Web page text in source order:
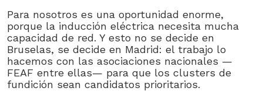
Para nosotros es una oportunidad enorme,
porque la inducción eléctrica necesita mucha
capacidad de red. Y esto no se decide en
Bruselas, se decide en Madrid: el trabajo lo
hacemos con las asociaciones nacionales —
FEAF entre ellas— para que los clusters de
fundición sean candidatos prioritarios.